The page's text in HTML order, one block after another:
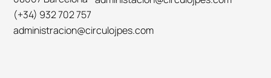
(+34) 932 702 757
administracion@circulojpes.com